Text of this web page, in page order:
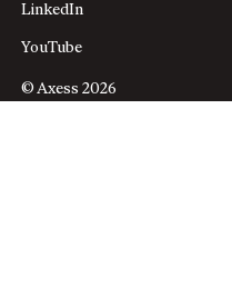
LinkedIn
YouTube
© Axess 2026